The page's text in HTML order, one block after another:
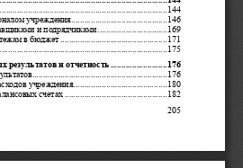
205
144
учреждения ............................................ 146
и подрядчиками ................................ 169
в бюджет ................................................. 171
175
результатов и отчетность .......................... 176
.............................................................. 176
учреждения ........................................... 180
счетах ............................................... 182